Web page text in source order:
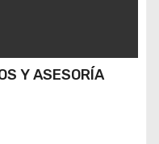
Y ASESORÍA